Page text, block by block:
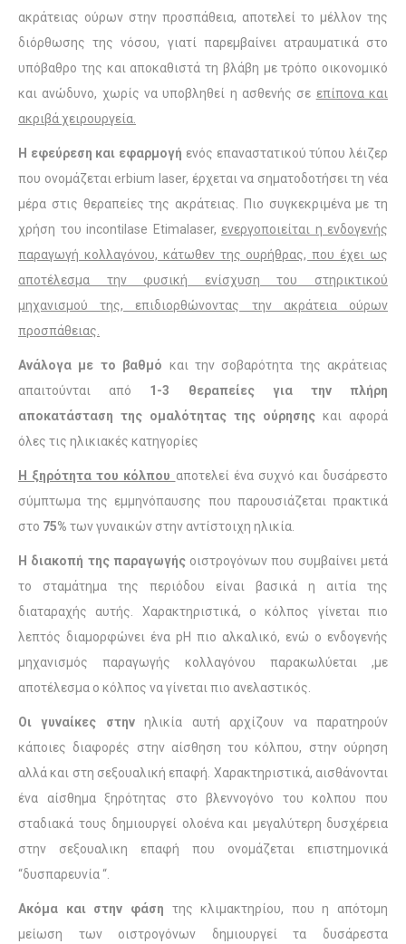
ακράτειας ούρων στην προσπάθεια, αποτελεί το μέλλον της
διόρθωσης της νόσου, γιατί παρεμβαίνει ατραυματικά στο
υπόβαθρο της και αποκαθιστά τη βλάβη με τρόπο οικονομικό
και ανώδυνο, χωρίς να υποβληθεί η ασθενής σε επίπονα και
ακριβά χειρουργεία.
Η εφεύρεση και εφαρμογή ενός επαναστατικού τύπου λέιζερ
που ονομάζεται erbium laser, έρχεται να σηματοδοτήσει τη νέα
μέρα στις θεραπείες της ακράτειας. Πιο συγκεκριμένα με τη
χρήση του incontilase Etimalaser, ενεργοποιείται η ενδογενής
παραγωγή κολλαγόνου, κάτωθεν της ουρήθρας, που έχει ως
αποτέλεσμα την φυσική ενίσχυση του στηρικτικού
μηχανισμού της, επιδιορθώνοντας την ακράτεια ούρων
προσπάθειας.
Ανάλογα με το βαθμό και την σοβαρότητα της ακράτειας
απαιτούνται από 1-3 θεραπείες για την πλήρη
αποκατάσταση της ομαλότητας της ούρησης και αφορά
όλες τις ηλικιακές κατηγορίες
Η ξηρότητα του κόλπου αποτελεί ένα συχνό και δυσάρεστο
σύμπτωμα της εμμηνόπαυσης που παρουσιάζεται πρακτικά
στο 75% των γυναικών στην αντίστοιχη ηλικία.
Η διακοπή της παραγωγής οιστρογόνων που συμβαίνει μετά
το σταμάτημα της περιόδου είναι βασικά η αιτία της
διαταραχής αυτής. Χαρακτηριστικά, ο κόλπος γίνεται πιο
λεπτός διαμορφώνει ένα pH πιο αλκαλικό, ενώ ο ενδογενής
μηχανισμός παραγωγής κολλαγόνου παρακωλύεται ,με
αποτέλεσμα ο κόλπος να γίνεται πιο ανελαστικός.
Οι γυναίκες στηνηλικία αυτή αρχίζουν να παρατηρούν
κάποιες διαφορές στην αίσθηση του κόλπου, στην ούρηση
αλλά και στη σεξουαλική επαφή. Χαρακτηριστικά, αισθάνονται
ένα αίσθημα ξηρότητας στο βλεννογόνο του κολπου που
σταδιακά τους δημιουργεί ολοένα και μεγαλύτερη δυσχέρεια
στην σεξουαλικη επαφή που ονομάζεται επιστημονικά
“δυσπαρευνία “.
Ακόμα και στην φάση της κλιμακτηρίου, που η απότομη
μείωση των οιστρογόνων δημιουργεί τα δυσάρεστα